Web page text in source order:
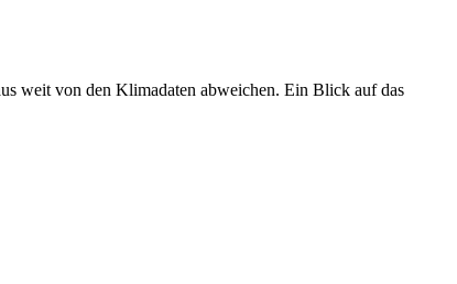
weit von den Klimadaten abweichen. Ein Blick auf das